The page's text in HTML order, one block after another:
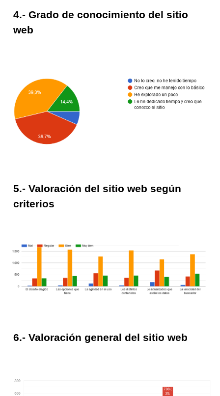
4.- Grado de conocimiento del sitio
web
5.- Valoración del sitio web según
criterios
6.- Valoración general del sitio web